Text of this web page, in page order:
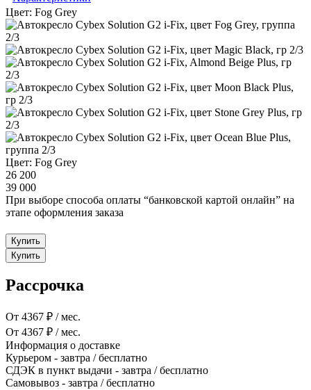
Цвет: Fog Grey
Цвет: Fog Grey
26 200
39 000
При выборе способа оплаты “банковской картой онлайн” на
этапе оформления заказа
Купить
Купить
Рассрочка
От 4367 ₽ / мес.
От 4367 ₽ / мес.
Информация о доставке
Курьером - завтра / бесплатно
СДЭК в пункт выдачи - завтра / бесплатно
Самовывоз - завтра / бесплатно